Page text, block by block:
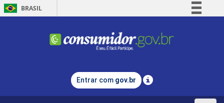
BRASIL
Comunica BR
Legislação
Entrar com gov.br